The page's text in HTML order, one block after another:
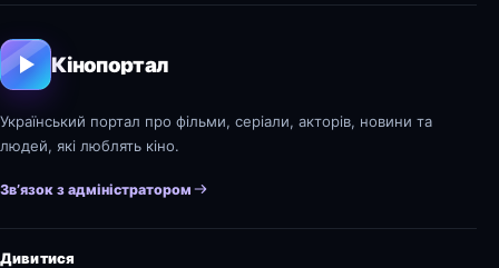
Кінопортал
Український портал про фільми, серіали, акторів, новини та
людей, які люблять кіно.
Зв’язок з адміністратором
Дивитися